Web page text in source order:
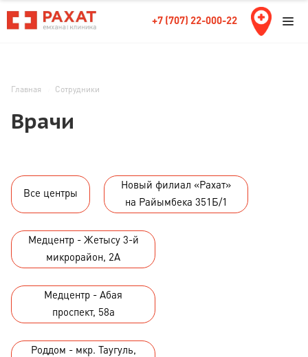
+7 (707) 22-000-22
Главная Сотрудники
Врачи
Все центры
Новый филиал «Рахат»
на Райымбека 351Б/1
Медцентр - Жетысу 3-й
микрорайон, 2А
Медцентр - Абая
проспект, 58а
Роддом - мкр. Таугуль,